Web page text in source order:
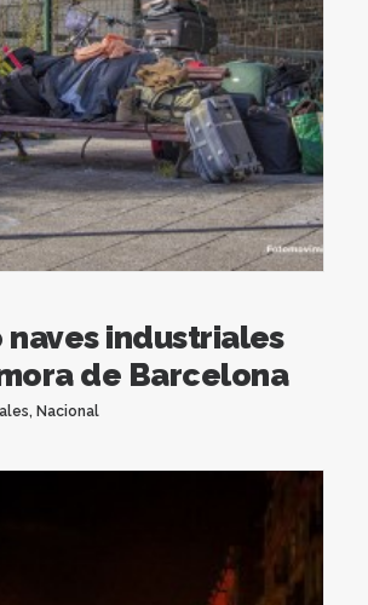
naves industriales
de Barcelona
, Nacional